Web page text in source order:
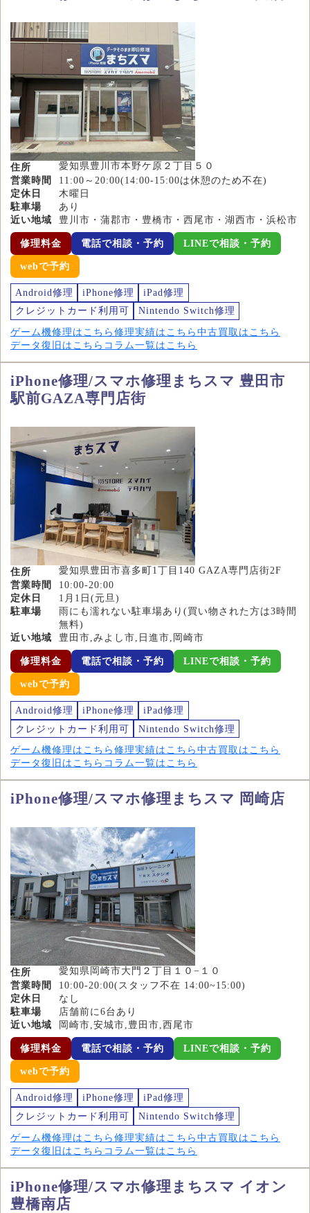
住所
愛知県豊川市本野ケ原２丁目５０
営業時間
11:00～20:00(14:00-15:00は休憩のため不在)
定休日
木曜日
駐車場
あり
近い地域
豊川市・蒲郡市・豊橋市・西尾市・湖西市・浜松市
修理料金 電話で相談・予約 LINEで相談・予約
webで予約
Android修理 iPhone修理
iPad修理
クレジットカード利用可
Nintendo Switch修理
ゲーム機修理はこちら 修理実績はこちら 中古買取はこちら
データ復旧はこちら コラム一覧はこちら
iPhone修理/スマホ修理まちスマ 豊田市
駅前GAZA専門店街
住所
愛知県豊田市喜多町1丁目140 GAZA専門店街2F
営業時間
10:00-20:00
定休日
1月1日(元旦)
駐車場
雨にも濡れない駐車場あり(買い物された方は3時間
無料)
近い地域
豊田市,みよし市,日進市,岡崎市
修理料金 電話で相談・予約 LINEで相談・予約
webで予約
Android修理 iPhone修理
iPad修理
クレジットカード利用可
Nintendo Switch修理
ゲーム機修理はこちら 修理実績はこちら 中古買取はこちら
データ復旧はこちら コラム一覧はこちら
iPhone修理/スマホ修理まちスマ 岡崎店
住所
愛知県岡崎市大門２丁目１０−１０
営業時間
10:00-20:00(スタッフ不在 14:00~15:00)
定休日
なし
駐車場
店舗前に6台あり
近い地域
岡崎市,安城市,豊田市,西尾市
修理料金 電話で相談・予約 LINEで相談・予約
webで予約
Android修理 iPhone修理
iPad修理
クレジットカード利用可
Nintendo Switch修理
ゲーム機修理はこちら 修理実績はこちら 中古買取はこちら
データ復旧はこちら コラム一覧はこちら
iPhone修理/スマホ修理まちスマ イオン
豊橋南店